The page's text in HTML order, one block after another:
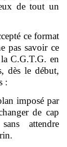
de tout un
ce format
pas savoir ce
C.G.T.G. en
dès le début,
:
imposé par
de cap
attendre